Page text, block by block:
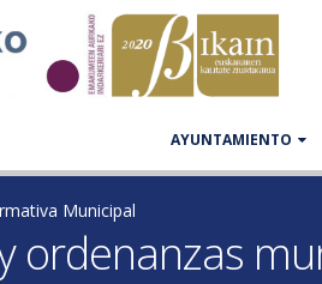
AYUNTAMIENTO
Municipal
ordenanzas